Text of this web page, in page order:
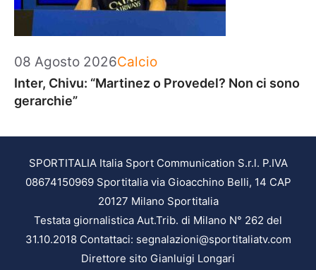
08 Agosto 2026Categorie
Calcio
Inter, Chivu: “Martinez o Provedel? Non ci sono
gerarchie”
SPORTITALIA Italia Sport Communication S.r.l. P.IVA
08674150969 Sportitalia via Gioacchino Belli, 14 CAP
20127 Milano Sportitalia
Testata giornalistica Aut.Trib. di Milano N° 262 del
31.10.2018 Contattaci: segnalazioni@sportitaliatv.com
Direttore sito Gianluigi Longari